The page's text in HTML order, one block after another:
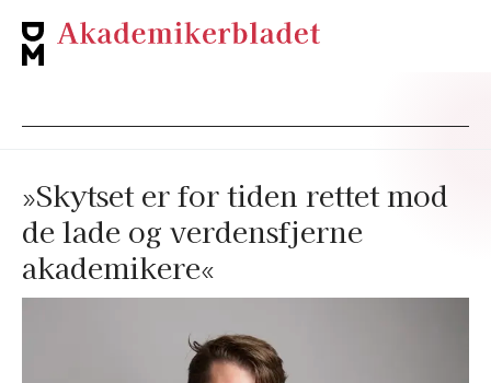
»Skytset er for tiden rettet mod
de lade og verdensfjerne
akademikere«